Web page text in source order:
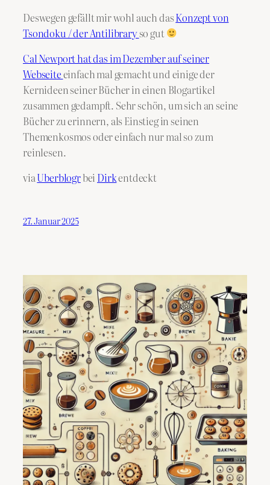
Deswegen gefällt mir wohl auch dasKonzept von
Tsondoku / der Antilibraryso gut
Cal Newport hat das im Dezember auf seiner
Webseiteeinfach mal gemacht und einige der
Kernideen seiner Bücher in einen Blogartikel
zusammen gedampft. Sehr schön, um sich an seine
Bücher zu erinnern, als Einstieg in seinen
Themenkosmos oder einfach nur mal so zum
reinlesen.
viaUberblogrbei Dirkentdeckt
27. Januar 2025